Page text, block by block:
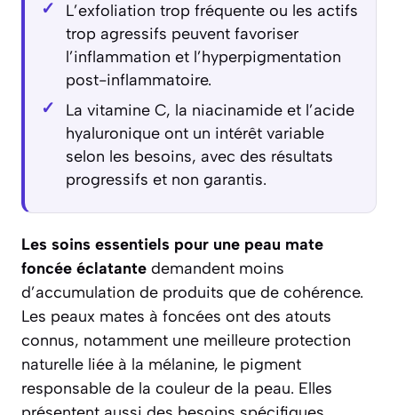
L’exfoliation trop fréquente ou les actifs
trop agressifs peuvent favoriser
l’inflammation et l’hyperpigmentation
post-inflammatoire.
La vitamine C, la niacinamide et l’acide
hyaluronique ont un intérêt variable
selon les besoins, avec des résultats
progressifs et non garantis.
Les soins essentiels pour une peau mate
foncée éclatante demandent moins
d’accumulation de produits que de cohérence.
Les peaux mates à foncées ont des atouts
connus, notamment une meilleure protection
naturelle liée à la mélanine, le pigment
responsable de la couleur de la peau. Elles